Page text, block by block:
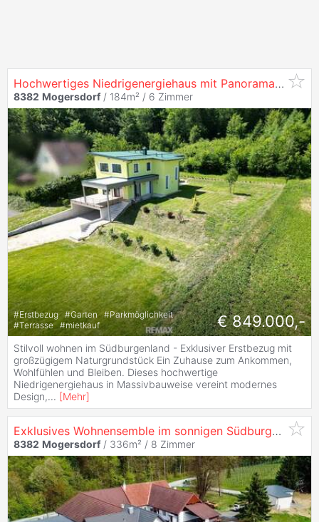
Hochwertiges Niedrigenergiehaus mit Panorama-Terrasse und Erdwärme - Wohnen mit Freiraum im Südburgenland
8382 Mogersdorf / 184m² / 6 Zimmer
#Erstbezug #Garten #Parkmöglichkeit
#Terrasse #mietkauf € 849.000,-
Stilvoll wohnen im Südburgenland - Exklusiver Erstbezug mit
großzügigem Naturgrundstück Ein Zuhause zum Ankommen,
Wohlfühlen und Bleiben. Dieses hochwertige
Niedrigenergiehaus in Massivbauweise vereint modernes
Design,... [Mehr]
Exklusives Wohnensemble im sonnigen Südburgenland: Zwei Wohneinheiten auf über 3.500 m² Grund
8382 Mogersdorf / 336m² / 8 Zimmer